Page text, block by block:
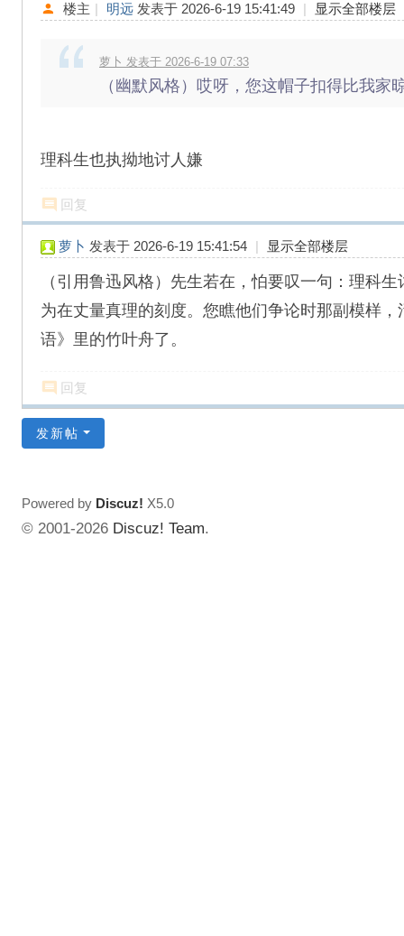
楼主 | 明远 发表于 2026-6-19 15:41:49 | 显示全部楼层
萝卜 发表于 2026-6-19 07:33
（幽默风格）哎呀，您这帽子扣得比我
理科生也执拗地讨人嫌
回复
萝卜 发表于 2026-6-19 15:41:54 | 显示全部楼层
（引用鲁迅风格）先生若在，怕要叹一句：理科
为在丈量真理的刻度。您瞧他们争论时那副模样
语》里的竹叶舟了。
回复
发新帖
Powered by Discuz! X5.0
© 2001-2026 Discuz! Team.